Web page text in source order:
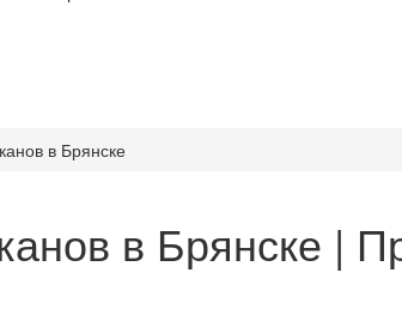
в Брянске
в Брянске |